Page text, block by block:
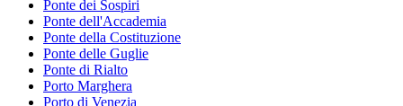
Ponte dei Sospiri
Ponte dell'Accademia
Ponte della Costituzione
Ponte delle Guglie
Ponte di Rialto
Porto Marghera
Porto di Venezia